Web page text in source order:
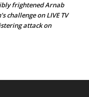
frightened Arnab
challenge on LIVE TV
attack on